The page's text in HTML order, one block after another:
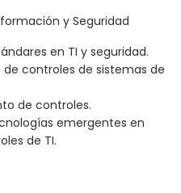
y Seguridad
en TI y seguridad.
controles de sistemas de
de controles.
emergentes en
de TI.